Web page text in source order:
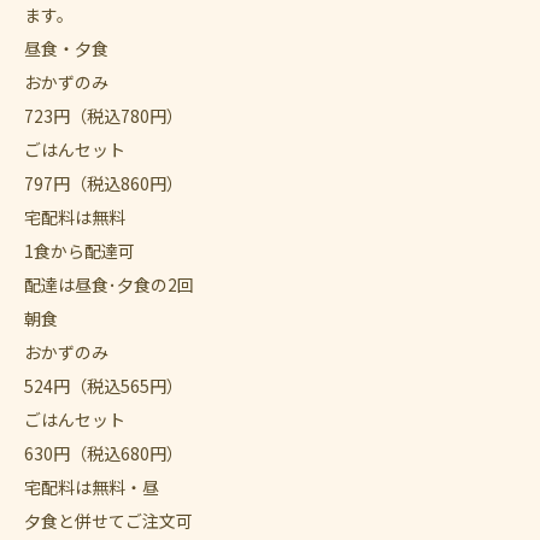
ます。
昼食・夕食
おかずのみ
723円 （税込780円）
ごはんセット
797円 （税込860円）
宅配料は無料
1食から配達可
配達は昼食･夕食の2回
朝食
おかずのみ
524円 （税込565円）
ごはんセット
630円 （税込680円）
宅配料は無料・昼
夕食と併せてご注文可